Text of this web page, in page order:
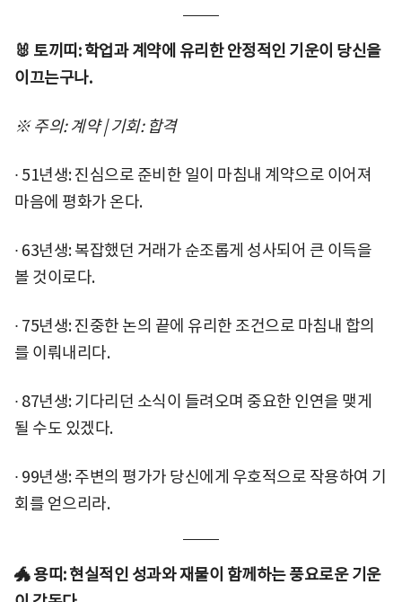
🐰 토끼띠: 학업과 계약에 유리한 안정적인 기운이 당신을
이끄는구나.
※ 주의: 계약 | 기회: 합격
∙ 51년생: 진심으로 준비한 일이 마침내 계약으로 이어져
마음에 평화가 온다.
∙ 63년생: 복잡했던 거래가 순조롭게 성사되어 큰 이득을
볼 것이로다.
∙ 75년생: 진중한 논의 끝에 유리한 조건으로 마침내 합의
를 이뤄내리다.
∙ 87년생: 기다리던 소식이 들려오며 중요한 인연을 맺게
될 수도 있겠다.
∙ 99년생: 주변의 평가가 당신에게 우호적으로 작용하여 기
회를 얻으리라.
🐲 용띠: 현실적인 성과와 재물이 함께하는 풍요로운 기운